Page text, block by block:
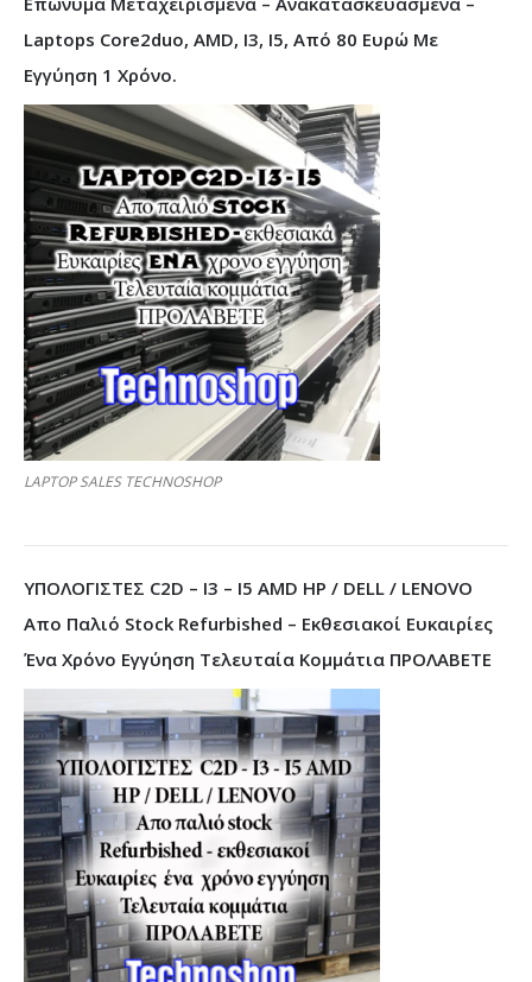
Laptops Core2duo, AMD, I3, I5, Από 80 Ευρώ Με
Εγγύηση 1 Χρόνο.
LAPTOP SALES TECHNOSHOP
ΥΠΟΛΟΓΙΣΤΕΣ C2D – I3 – I5 AMD HP / DELL / LENOVO
Απο Παλιό Stock Refurbished – Εκθεσιακοί Ευκαιρίες
Ένα Χρόνο Εγγύηση Τελευταία Κομμάτια ΠΡΟΛΑΒΕΤΕ